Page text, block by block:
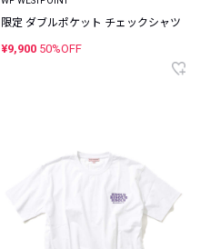
限定 ダブルポケット チェックシャツ
¥9,900 50%OFF